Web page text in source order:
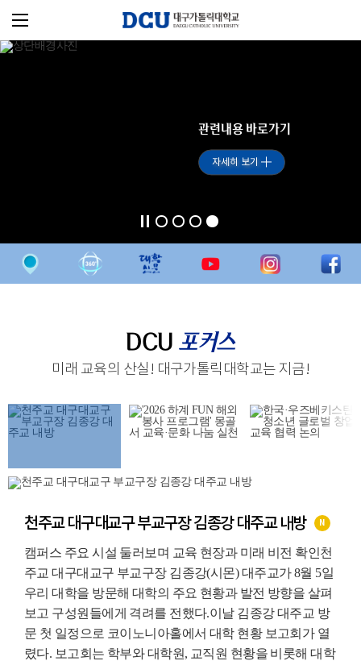
관련내용 바로가기
자세히 보기
DCU 포커스
미래 교육의 산실 ! 대구가톨릭대학교는 지금!
천주교 대구대교구 부교구장 김종강 대주교 내방 N
캠퍼스 주요 시설 둘러보며 교육 현장과 미래 비전 확인천
주교 대구대교구 부교구장 김종강(시몬) 대주교가 8월 5일
우리 대학을 방문해 대학의 주요 현황과 발전 방향을 살펴
보고 구성원들에게 격려를 전했다.이날 김종강 대주교 방
문 첫 일정으로 코이노니아홀에서 대학 현황 보고회가 열
렸다. 보고회는 학부와 대학원, 교직원 현황을 비롯해 대학